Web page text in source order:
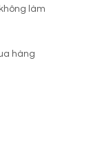
làm
hàng